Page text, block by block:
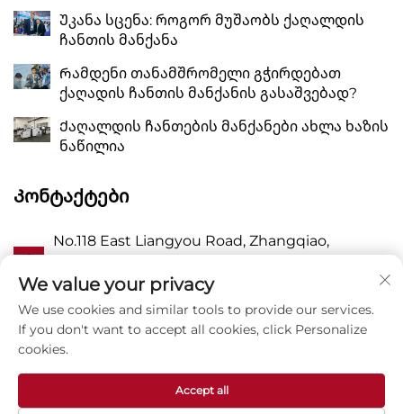
Უკანა სცენა: როგორ მუშაობს ქაღალდის
ჩანთის მანქანა
Რამდენი თანამშრომელი გჭირდებათ
ქაღადის ჩანთის მანქანის გასაშვებად?
Ქაღალდის ჩანთების მანქანები ახლა ხაზის
ნაწილია
Კონტაქტები
No.118 East Liangyou Road, Zhangqiao,
Zhejiang P.R. China 325409
Პ 8615988795434
We value your privacy
We use cookies and similar tools to provide our services.
If you don't want to accept all cookies, click Personalize
cookies.
Accept all